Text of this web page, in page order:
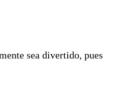
sea divertido, pues